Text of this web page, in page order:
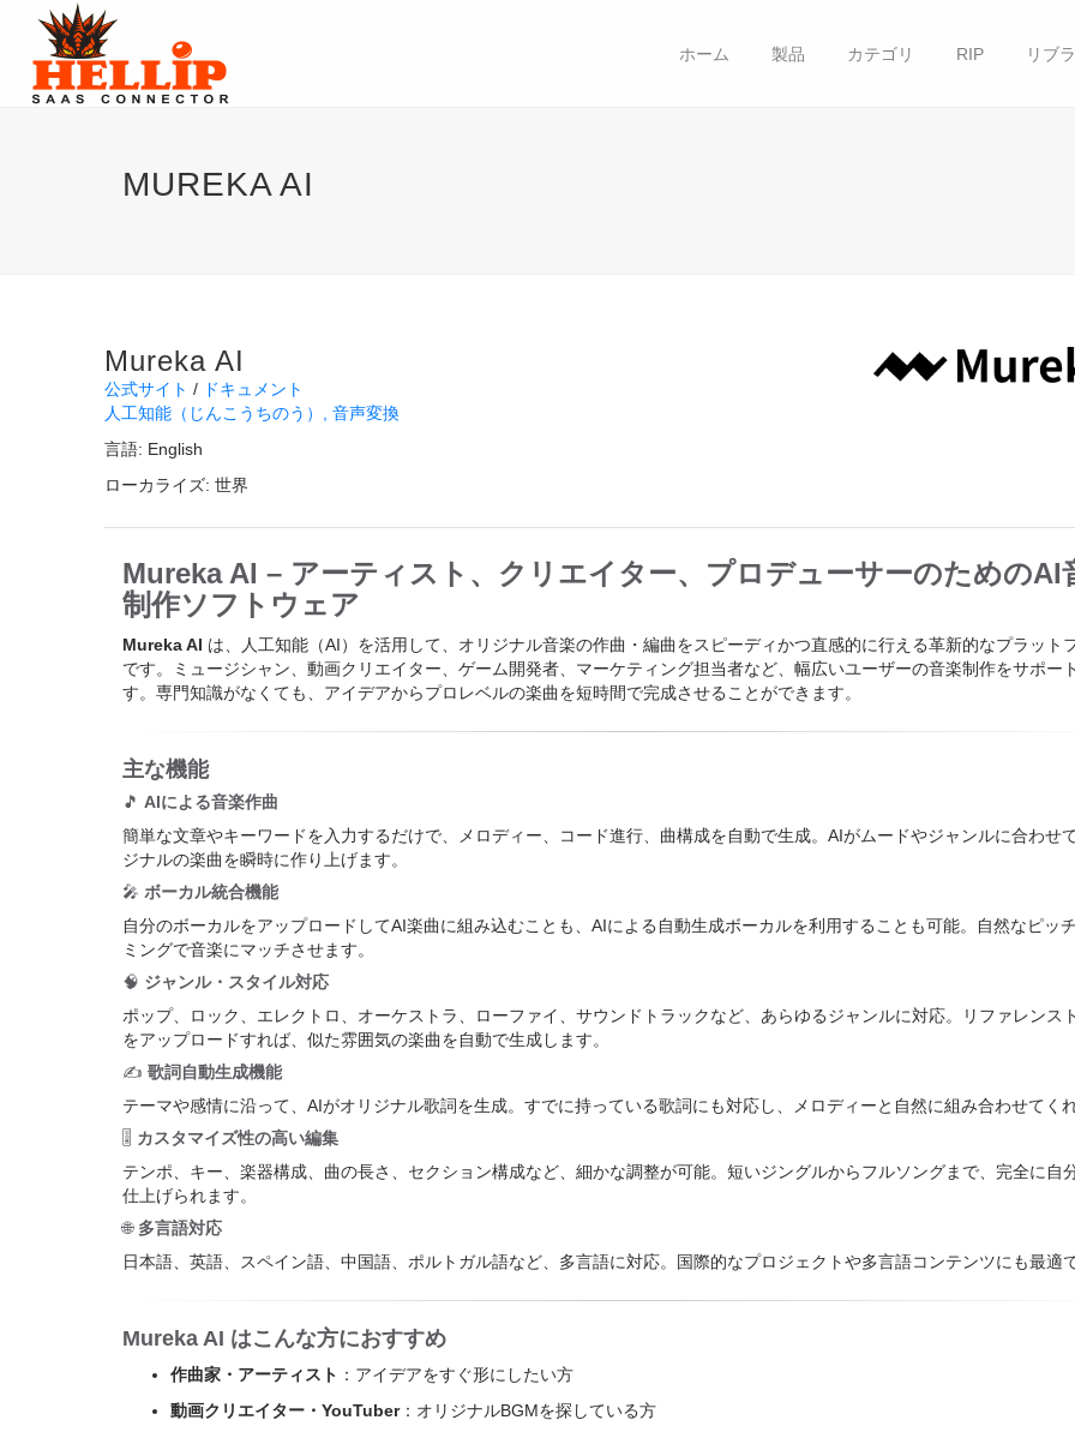
ホーム 製品 カテゴリ RIP リブ
MUREKA AI
Mureka AI
公式サイト
ドキュメント
人工知能（じんこうちのう）
音声変換
言語: English
ローカライズ: 世界
Mureka AI – アーティスト、クリエイター、プロデューサーのためのAI
制作ソフトウェア
Mureka AI は、人工知能（AI）を活用して、オリジナル音楽の作曲・編曲をスピーディかつ直感的に行える革新的なプラット
です。ミュージシャン、動画クリエイター、ゲーム開発者、マーケティング担当者など、幅広いユーザーの音楽制作をサポー
す。専門知識がなくても、アイデアからプロレベルの楽曲を短時間で完成させることができます。
主な機能
🎵 AIによる音楽作曲
簡単な文章やキーワードを入力するだけで、メロディー、コード進行、曲構成を自動で生成。AIがムードやジャンルに合わせ
ジナルの楽曲を瞬時に作り上げます。
🎤 ボーカル統合機能
自分のボーカルをアップロードしてAI楽曲に組み込むことも、AIによる自動生成ボーカルを利用することも可能。自然なピッ
ミングで音楽にマッチさせます。
🧠 ジャンル・スタイル対応
ポップ、ロック、エレクトロ、オーケストラ、ローファイ、サウンドトラックなど、あらゆるジャンルに対応。リファレンス
をアップロードすれば、似た雰囲気の楽曲を自動で生成します。
✍️ 歌詞自動生成機能
テーマや感情に沿って、AIがオリジナル歌詞を生成。すでに持っている歌詞にも対応し、メロディーと自然に組み合わせてく
🎚️ カスタマイズ性の高い編集
テンポ、キー、楽器構成、曲の長さ、セクション構成など、細かな調整が可能。短いジングルからフルソングまで、完全に自
仕上げられます。
🌐 多言語対応
日本語、英語、スペイン語、中国語、ポルトガル語など、多言語に対応。国際的なプロジェクトや多言語コンテンツにも最適
Mureka AI はこんな方におすすめ
作曲家・アーティスト ：アイデアをすぐ形にしたい方
動画クリエイター・YouTuber：オリジナルBGMを探している方